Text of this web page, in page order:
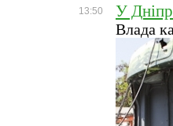
13:50 У
Влада